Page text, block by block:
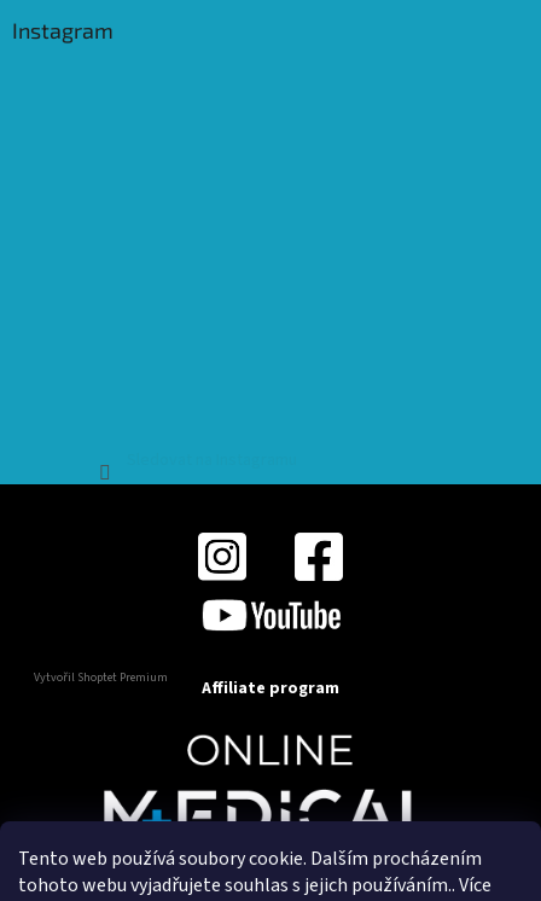
Tento web používá soubory cookie. Dalším procházením
tohoto webu vyjadřujete souhlas s jejich používáním.. Více
Instagram
Vytvořil Shoptet Premium Affiliate program
Copyright 2025OnlineMedical.cz. Všechna práva